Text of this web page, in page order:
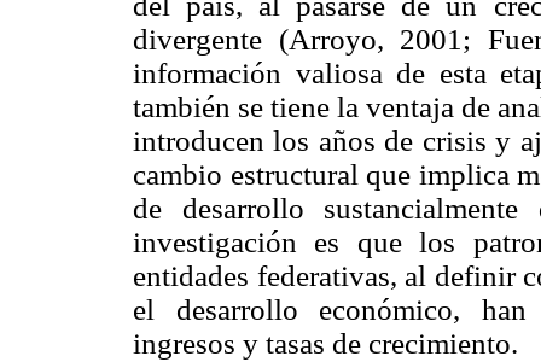
divergente (Arroyo, 2001;
información valiosa de esta
también se tiene la ventaja de
introducen los años de crisis y
cambio estructural que implica
de desarrollo
investigación es que los
entidades federativas, al definir
el desarrollo económico, han
ingresos y tasas de crecimiento.